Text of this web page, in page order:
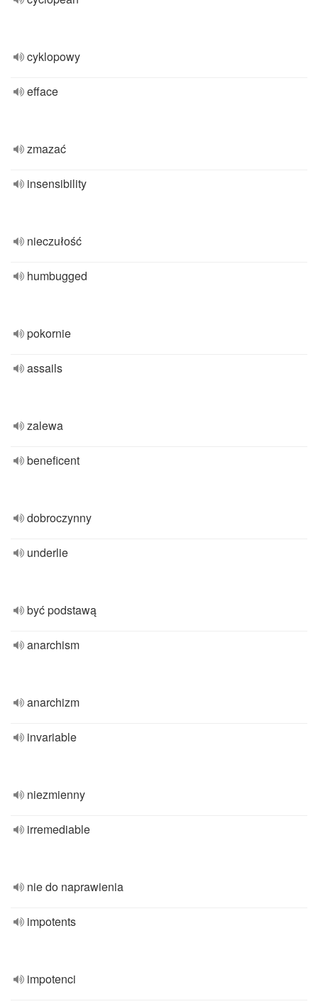
cyklopowy
efface
zmazać
insensibility
nieczułość
humbugged
pokornie
assails
zalewa
beneficent
dobroczynny
underlie
być podstawą
anarchism
anarchizm
invariable
niezmienny
irremediable
nie do naprawienia
impotents
impotenci